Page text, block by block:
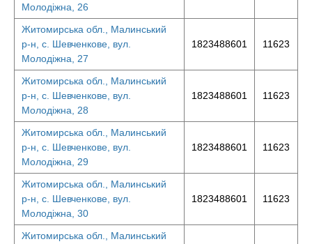
Молодіжна, 26
Житомирська обл., Малинський
р-н, с. Шевченкове, вул.
Молодіжна, 27
1823488601 11623
Житомирська обл., Малинський
р-н, с. Шевченкове, вул.
Молодіжна, 28
1823488601 11623
Житомирська обл., Малинський
р-н, с. Шевченкове, вул.
Молодіжна, 29
1823488601 11623
Житомирська обл., Малинський
р-н, с. Шевченкове, вул.
Молодіжна, 30
1823488601 11623
Житомирська обл., Малинський